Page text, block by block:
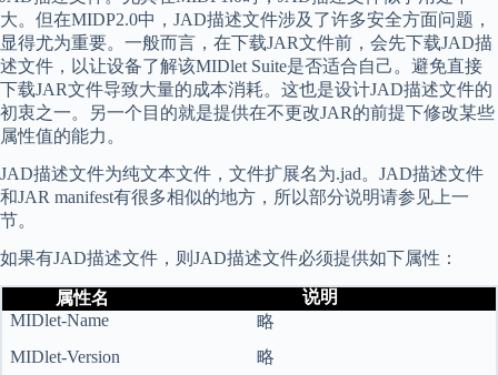
大。但在MIDP2.0中，JAD描述文件涉及了许多安全方面问题，
显得尤为重要。一般而言，在下载JAR文件前，会先下载JAD描
述文件，以让设备了解该MIDlet Suite是否适合自己。避免直接
下载JAR文件导致大量的成本消耗。这也是设计JAD描述文件的
初衷之一。另一个目的就是提供在不更改JAR的前提下修改某些
属性值的能力。
JAD描述文件为纯文本文件，文件扩展名为.jad。JAD描述文件
和JAR manifest有很多相似的地方，所以部分说明请参见上一
节。
如果有JAD描述文件，则JAD描述文件必须提供如下属性：
属性名 说明
MIDlet-Name
略
MIDlet-Version
略